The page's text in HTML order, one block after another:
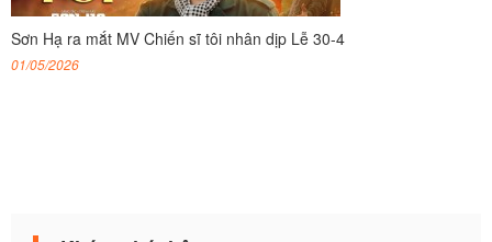
Sơn Hạ ra mắt MV Chiến sĩ tôi nhân dịp Lễ 30-4
01/05/2026